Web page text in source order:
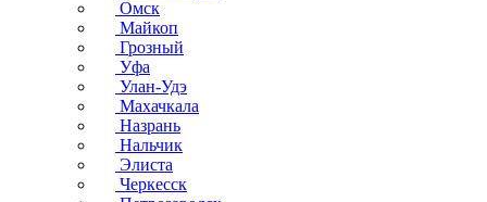
Омск
Майкоп
Грозный
Уфа
Улан-Удэ
Махачкала
Назрань
Нальчик
Элиста
Черкесск